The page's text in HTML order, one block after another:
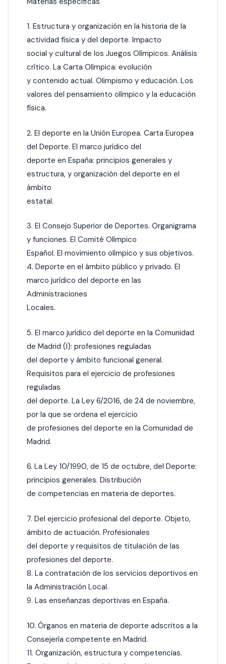
1. Estructura y organización en la historia de la
actividad física y del deporte. Impacto
social y cultural de los Juegos Olímpicos. Análisis
crítico. La Carta Olímpica: evolución
y contenido actual. Olimpismo y educación. Los
valores del pensamiento olímpico y la educación
física.
2. El deporte en la Unión Europea. Carta Europea
del Deporte. El marco jurídico del
deporte en España: principios generales y
estructura, y organización del deporte en el
ámbito
estatal.
3. El Consejo Superior de Deportes. Organigrama
y funciones. El Comité Olímpico
Español. El movimiento olímpico y sus objetivos.
4. Deporte en el ámbito público y privado. El
marco jurídico del deporte en las
Administraciones
Locales.
5. El marco jurídico del deporte en la Comunidad
de Madrid (I): profesiones reguladas
del deporte y ámbito funcional general.
Requisitos para el ejercicio de profesiones
reguladas
del deporte. La Ley 6/2016, de 24 de noviembre,
por la que se ordena el ejercicio
de profesiones del deporte en la Comunidad de
Madrid.
6. La Ley 10/1990, de 15 de octubre, del Deporte:
principios generales. Distribución
de competencias en materia de deportes.
7. Del ejercicio profesional del deporte. Objeto,
ámbito de actuación. Profesionales
del deporte y requisitos de titulación de las
profesiones del deporte.
8. La contratación de los servicios deportivos en
la Administración Local.
9. Las enseñanzas deportivas en España.
10. Órganos en materia de deporte adscritos a la
Consejería competente en Madrid.
11. Organización, estructura y competencias.